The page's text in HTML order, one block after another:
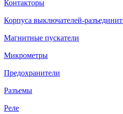
Контакторы
Корпуса выключателей-
Магнитные пускатели
Микрометры
Предохранители
Разъемы
Реле